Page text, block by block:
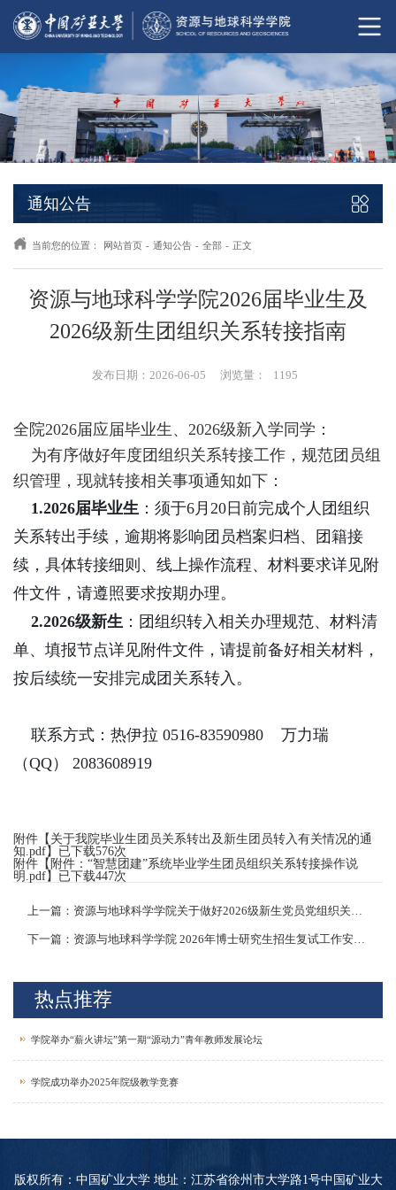
通知公告
当前您的位置： 网站首页 - 通知公告 - 全部 - 正文
资源与地球科学学院2026届毕业生及
2026级新生团组织关系转接指南
发布日期：2026-06-05 浏览量： 1195
全院2026届应届毕业生、2026级新入学同学：
为有序做好年度团组织关系转接工作，规范团员组
织管理，现就转接相关事项通知如下：
1.2026届毕业生 ：须于6月20日前完成个人团组织
关系转出手续，逾期将影响团员档案归档、团籍接
续，具体转接细则、线上操作流程、材料要求详见附
件文件，请遵照要求按期办理。
2.2026级新生 ：团组织转入相关办理规范、材料清
单、填报节点详见附件文件，请提前备好相关材料，
按后续统一安排完成团关系转入。
联系方式：热伊拉 0516-83590980 万力瑞
（QQ） 2083608919
附件【关于我院毕业生团员关系转出及新生团员转入有关情况的通
知.pdf】已下载576次
附件【 附件：“智慧团建”系统毕业学生团员组织关系转接操作说
明.pdf】已下载447次
上一篇：资源与地球科学学院关于做好2026级新生党员党组织关系转接工作的通知
下一篇：资源与地球科学学院 2026年博士研究生招生复试工作安排（第二批次）
热点推荐
学院举办“薪火讲坛”第一期“源动力”青年教师发展论坛
学院成功举办2025年院级教学竞赛
版权所有：中国矿业大学 地址：江苏省徐州市大学路1号中国矿业大